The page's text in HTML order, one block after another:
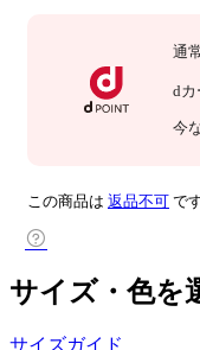
通
dカ
今
この商品は 返品不可 で
サイズ・色を
サイズガイド